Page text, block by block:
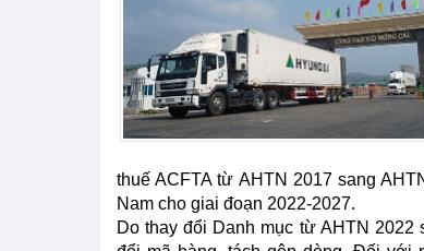
thuế ACFTA từ AHTN 2017 sang
Nam cho giai đoạn 2022-2027.
Do thay đổi Danh mục từ AHTN